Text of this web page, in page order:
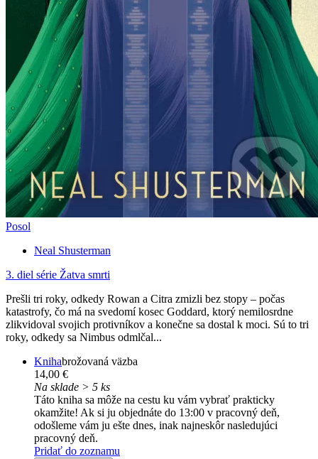
Posol
Neal Shusterman
3. diel série Žatva smrti
Prešli tri roky, odkedy Rowan a Citra zmizli bez stopy – počas
katastrofy, čo má na svedomí kosec Goddard, ktorý nemilosrdne
zlikvidoval svojich protivníkov a konečne sa dostal k moci. Sú to tri
roky, odkedy sa Nimbus odmlčal...
Knihabrožovaná väzba
14,00 €
Na sklade > 5 ks
Táto kniha sa môže na cestu ku vám vybrať prakticky
okamžite! Ak si ju objednáte do 13:00 v pracovný deň,
odošleme vám ju ešte dnes, inak najneskôr nasledujúci
pracovný deň.
Pridať do zoznamu